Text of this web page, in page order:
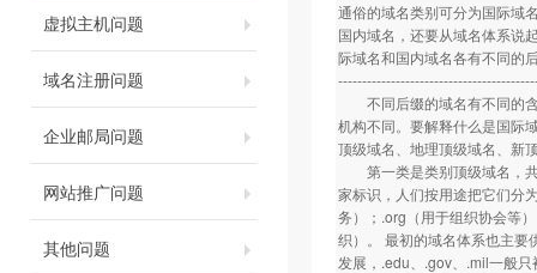
虚拟主机问题
域名注册问题
企业邮局问题
网站推广问题
其他问题
通俗的域名类别可分为国际域
国内域名，还要从域名体系说
际域名和国内域名各有不同的
不同后缀的域名有不同的含
机构不同。要解释什么是国际
顶级域名、地理顶级域名、新
第一类是类别顶级域名，共
家标识，人们按用途把它们分
务）；.org（用于组织协会等
织）。 最初的域名体系也主要
发展，.edu、.gov、.mil一般